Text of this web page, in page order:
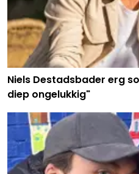
Niels Destadsbader erg
diep ongelukkig"